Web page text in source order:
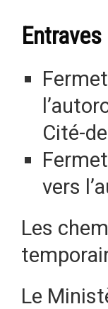
Cité-
vers
Les
Le